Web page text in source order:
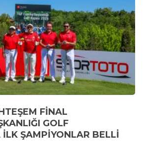
FİNAL
GOLF
İLK ŞAMPİYONLAR BELLİ